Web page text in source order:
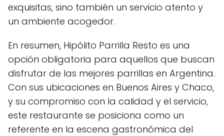
exquisitas, sino también un servicio atento y
un ambiente acogedor.
En resumen, Hipólito Parrilla Resto es una
opción obligatoria para aquellos que buscan
disfrutar de las mejores parrillas en Argentina.
Con sus ubicaciones en Buenos Aires y Chaco,
y su compromiso con la calidad y el servicio,
este restaurante se posiciona como un
referente en la escena gastronómica del